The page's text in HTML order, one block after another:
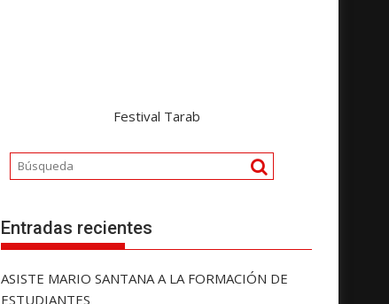
Festival Tarab
Entradas recientes
ASISTE MARIO SANTANA A LA FORMACIÓN DE
ESTUDIANTES